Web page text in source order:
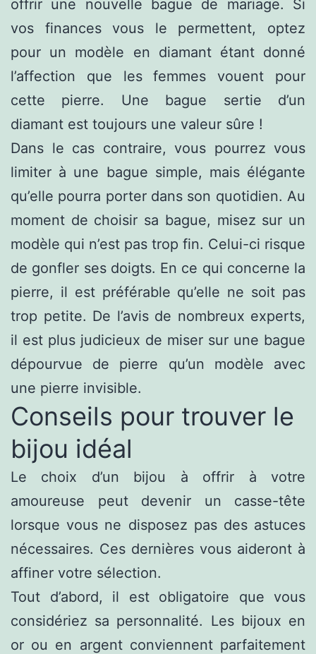
offrir une nouvelle bague de mariage. Si
vos finances vous le permettent, optez
pour un modèle en diamant étant donné
l’affection que les femmes vouent pour
cette pierre. Une bague sertie d’un
diamant est toujours une valeur sûre !
Dans le cas contraire, vous pourrez vous
limiter à une bague simple, mais élégante
qu’elle pourra porter dans son quotidien. Au
moment de choisir sa bague, misez sur un
modèle qui n’est pas trop fin. Celui-ci risque
de gonfler ses doigts. En ce qui concerne la
pierre, il est préférable qu’elle ne soit pas
trop petite. De l’avis de nombreux experts,
il est plus judicieux de miser sur une bague
dépourvue de pierre qu’un modèle avec
une pierre invisible.
Conseils pour trouver le
bijou idéal
Le choix d’un bijou à offrir à votre
amoureuse peut devenir un casse-tête
lorsque vous ne disposez pas des astuces
nécessaires. Ces dernières vous aideront à
affiner votre sélection.
Tout d’abord, il est obligatoire que vous
considériez sa personnalité. Les bijoux en
or ou en argent conviennent parfaitement